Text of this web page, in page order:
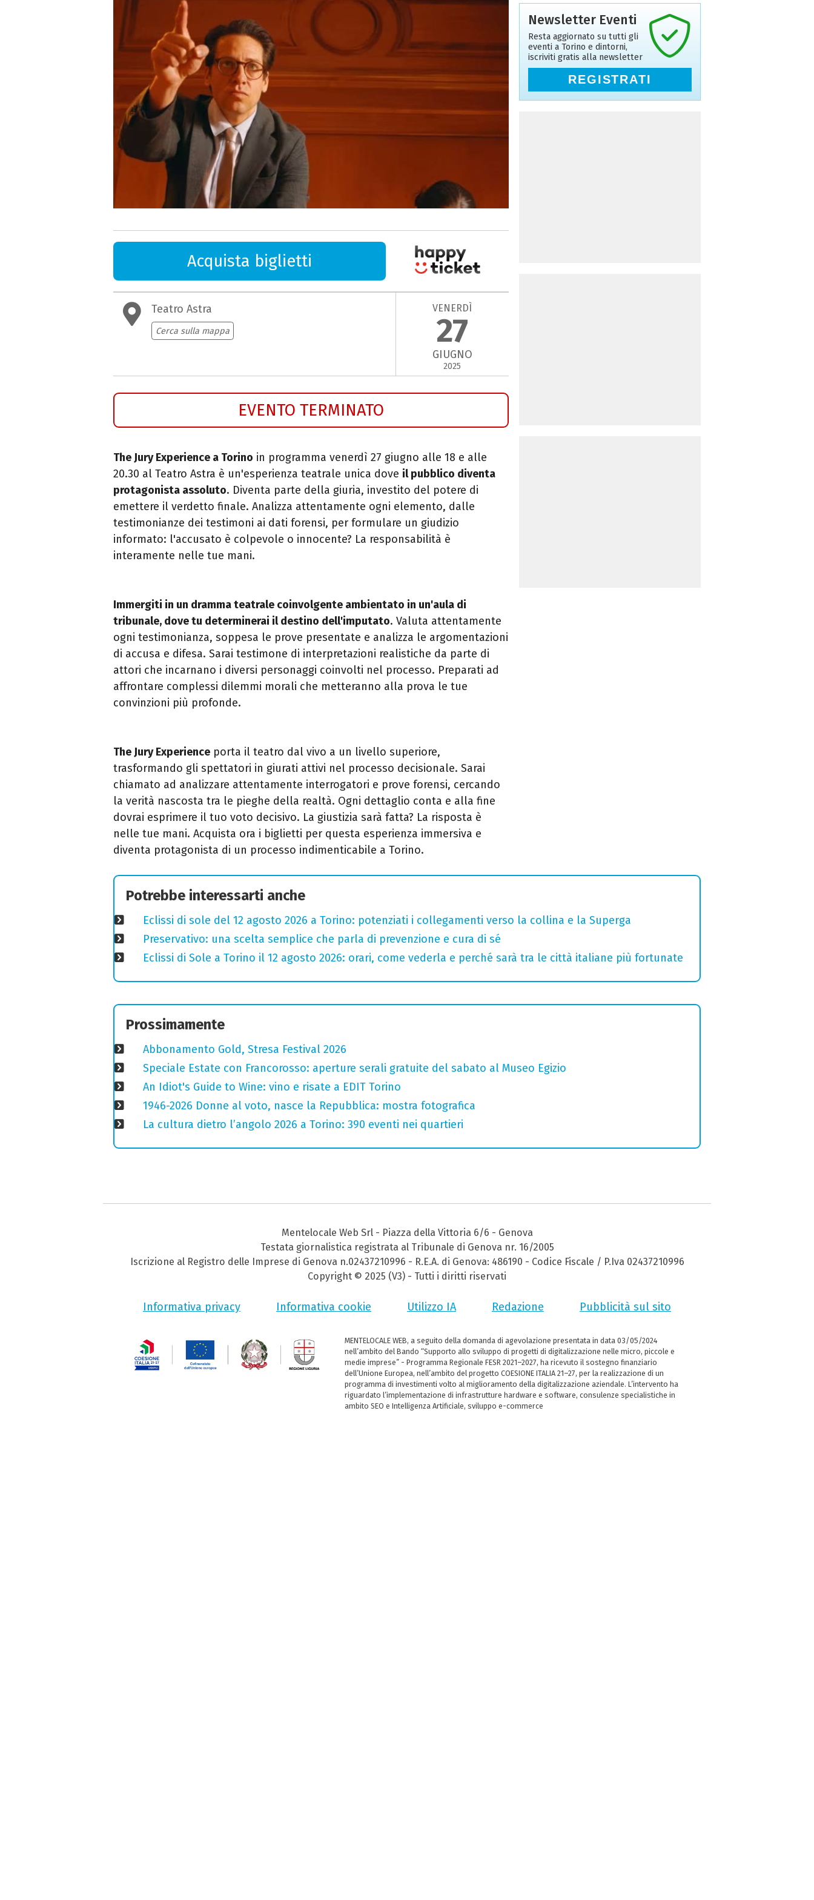
Acquista biglietti
Teatro Astra
Cerca sulla mappa
VENERDÌ
27
GIUGNO
2025
EVENTO TERMINATO
The Jury Experience a Torino in programma venerdì 27 giugno alle 18 e alle
20.30 al Teatro Astra è un'esperienza teatrale unica dove il pubblico diventa
protagonista assoluto. Diventa parte della giuria, investito del potere di
emettere il verdetto finale. Analizza attentamente ogni elemento, dalle
testimonianze dei testimoni ai dati forensi, per formulare un giudizio
informato: l'accusato è colpevole o innocente? La responsabilità è
interamente nelle tue mani.
Immergiti in un dramma teatrale coinvolgente ambientato in un'aula di
tribunale, dove tu determinerai il destino dell'imputato. Valuta attentamente
ogni testimonianza, soppesa le prove presentate e analizza le argomentazioni
di accusa e difesa. Sarai testimone di interpretazioni realistiche da parte di
attori che incarnano i diversi personaggi coinvolti nel processo. Preparati ad
affrontare complessi dilemmi morali che metteranno alla prova le tue
convinzioni più profonde.
The Jury Experience porta il teatro dal vivo a un livello superiore,
trasformando gli spettatori in giurati attivi nel processo decisionale. Sarai
chiamato ad analizzare attentamente interrogatori e prove forensi, cercando
la verità nascosta tra le pieghe della realtà. Ogni dettaglio conta e alla fine
dovrai esprimere il tuo voto decisivo. La giustizia sarà fatta? La risposta è
nelle tue mani. Acquista ora i biglietti per questa esperienza immersiva e
diventa protagonista di un processo indimenticabile a Torino.
Newsletter Eventi
Resta aggiornato su tutti gli
eventi a Torino e dintorni,
iscriviti gratis alla newsletter
REGISTRATI
Potrebbe interessarti anche
Eclissi di sole del 12 agosto 2026 a Torino: potenziati i collegamenti verso la collina e la Superga
Preservativo: una scelta semplice che parla di prevenzione e cura di sé
Eclissi di Sole a Torino il 12 agosto 2026: orari, come vederla e perché sarà tra le città italiane più fortunate
Prossimamente
Abbonamento Gold, Stresa Festival 2026
Speciale Estate con Francorosso: aperture serali gratuite del sabato al Museo Egizio
An Idiot's Guide to Wine: vino e risate a EDIT Torino
1946-2026 Donne al voto, nasce la Repubblica: mostra fotografica
La cultura dietro l’angolo 2026 a Torino: 390 eventi nei quartieri
Mentelocale Web Srl - Piazza della Vittoria 6/6 - Genova
Testata giornalistica registrata al Tribunale di Genova nr. 16/2005
Iscrizione al Registro delle Imprese di Genova n.02437210996 - R.E.A. di Genova: 486190 - Codice Fiscale / P.Iva 02437210996
Copyright © 2025 (V3) - Tutti i diritti riservati
Informativa privacy Informativa cookie Utilizzo IA Redazione Pubblicità sul sito
MENTELOCALE WEB, a seguito della domanda di agevolazione presentata in data 03/05/2024
nell’ambito del Bando “Supporto allo sviluppo di progetti di digitalizzazione nelle micro, piccole e
medie imprese” - Programma Regionale FESR 2021–2027, ha ricevuto il sostegno finanziario
dell’Unione Europea, nell’ambito del progetto COESIONE ITALIA 21–27, per la realizzazione di un
programma di investimenti volto al miglioramento della digitalizzazione aziendale. L’intervento ha
riguardato l’implementazione di infrastrutture hardware e software, consulenze specialistiche in
ambito SEO e Intelligenza Artificiale, sviluppo e-commerce